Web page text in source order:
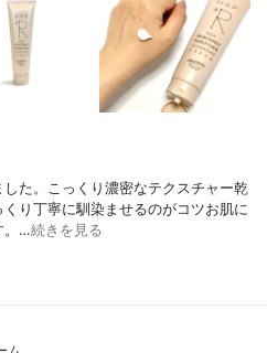
た。こっくり濃密なテクスチャー乾
り丁寧に馴染ませるのがコツお肌に
。…続きを見る